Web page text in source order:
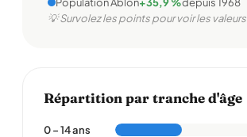
💡 Survolez les points pour voir les valeurs
Répartition par tranche d'âge
0 – 14 ans